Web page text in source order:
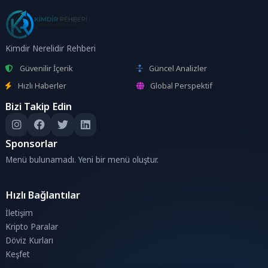
Kimdir Nerelidir Rehberi
Güvenilir İçerik
Güncel Analizler
Hızlı Haberler
Global Perspektif
Bizi Takip Edin
Sponsorlar
Menü bulunamadı. Yeni bir menü oluştur.
Hızlı Bağlantılar
İletişim
Kripto Paralar
Döviz Kurları
Keşfet